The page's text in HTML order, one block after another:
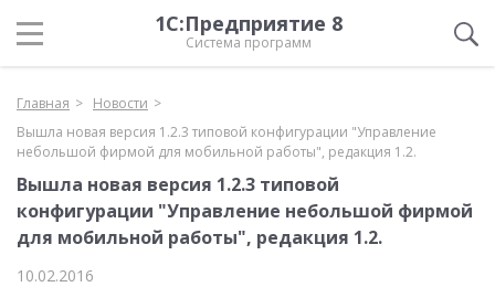
1С:Предприятие 8
Система программ
Главная
Новости
Вышла новая версия 1.2.3 типовой конфигурации "Управление
небольшой фирмой для мобильной работы", редакция 1.2.
Вышла новая версия 1.2.3 типовой
конфигурации "Управление небольшой фирмой
для мобильной работы", редакция 1.2.
10.02.2016